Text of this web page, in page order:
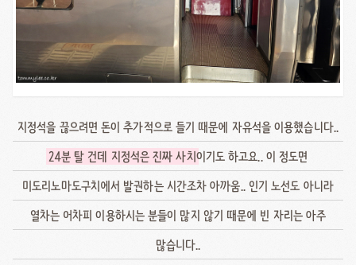
지정석을 끊으려면 돈이 추가적으로 들기 때문에 자유석을 이용했습니다..
24분 탈 건데 지정석은 진짜 사치이기도 하고요.. 이 정도면
미도리노마도구치에서 발권하는 시간조차 아까움.. 인기 노선도 아니라
열차는 어차피 이용하시는 분들이 많지 않기 때문에 빈 자리는 아주
많습니다..